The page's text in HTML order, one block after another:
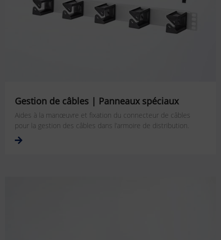
Gestion de câbles | Panneaux spéciaux
Aides à la manœuvre et fixation du connecteur de câbles
pour la gestion des câbles dans l’armoire de distribution.